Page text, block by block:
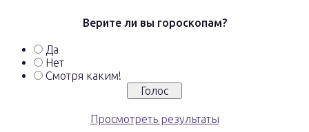
Верите ли вы гороскопам?
Да
Нет
Смотря каким!
Просмотреть результаты